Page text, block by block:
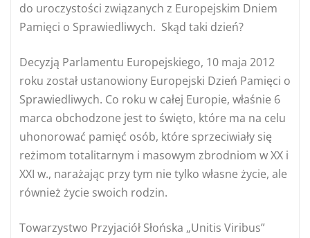
do uroczystości związanych z Europejskim Dniem
Pamięci o Sprawiedliwych. Skąd taki dzień?
Decyzją Parlamentu Europejskiego, 10 maja 2012
roku został ustanowiony Europejski Dzień Pamięci o
Sprawiedliwych. Co roku w całej Europie, właśnie 6
marca obchodzone jest to święto, które ma na celu
uhonorować pamięć osób, które sprzeciwiały się
reżimom totalitarnym i masowym zbrodniom w XX i
XXI w., narażając przy tym nie tylko własne życie, ale
również życie swoich rodzin.
Towarzystwo Przyjaciół Słońska „Unitis Viribus”